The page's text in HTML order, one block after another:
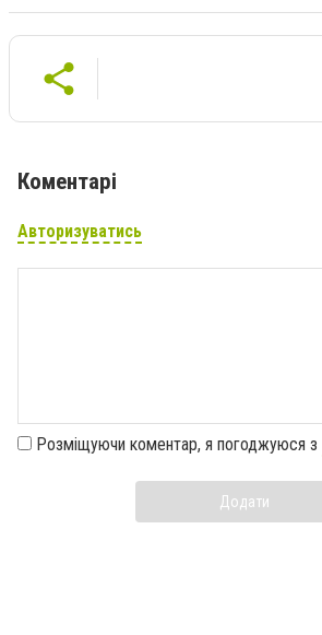
Коментарі
Авторизуватись
Розміщуючи коментар, я погоджуюся з
Додати